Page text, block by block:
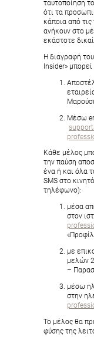
ταυτοποίηση
ότι τα
κάποια από
ανήκουν στο
εκάστοτε
Η διαγραφή
Insider»
Μέσω
Κάθε μέλος
την παύση
ένα ή και όλα
SMS στο
τηλέφωνο):
μέσα
στον
με
μελών
–
μέσω
στην
Το μέλος θα
φύσης της